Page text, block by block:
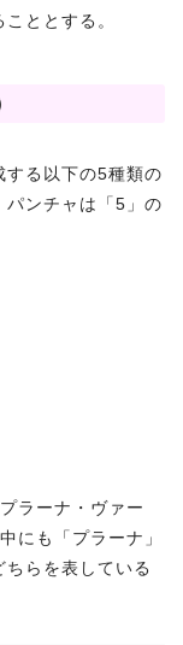
ととする。
する以下の5種類の
パンチャは「5」の
ラーナ・ヴァー
にも「プラーナ」
らを表している